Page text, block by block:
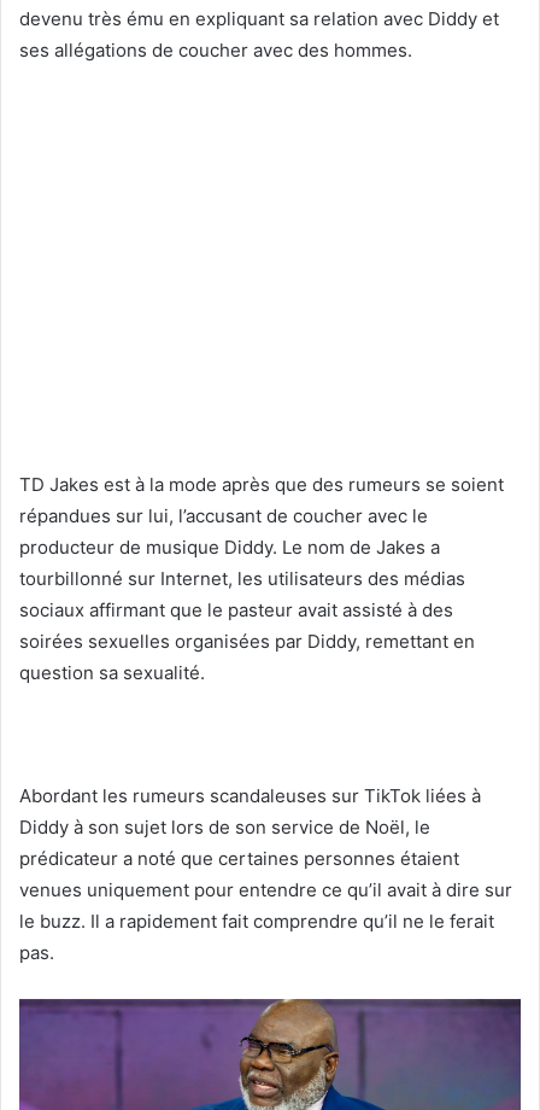
devenu très ému en expliquant sa relation avec Diddy et
ses allégations de coucher avec des hommes.
TD Jakes est à la mode après que des rumeurs se soient
répandues sur lui, l’accusant de coucher avec le
producteur de musique Diddy. Le nom de Jakes a
tourbillonné sur Internet, les utilisateurs des médias
sociaux affirmant que le pasteur avait assisté à des
soirées sexuelles organisées par Diddy, remettant en
question sa sexualité.
Abordant les rumeurs scandaleuses sur TikTok liées à
Diddy à son sujet lors de son service de Noël, le
prédicateur a noté que certaines personnes étaient
venues uniquement pour entendre ce qu’il avait à dire sur
le buzz. Il a rapidement fait comprendre qu’il ne le ferait
pas.